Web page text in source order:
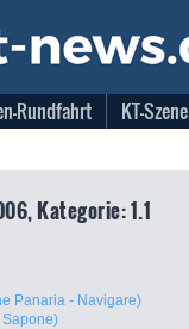
Rundfahrt KT-Szene
Kategorie: 1.1
Panaria - Navigare)